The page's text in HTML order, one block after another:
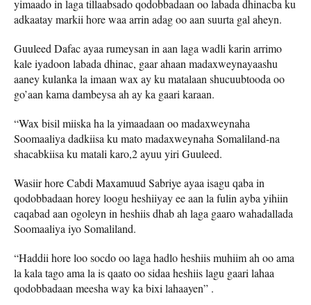
yimaado in laga tillaabsado qodobbadaan oo labada dhinacba ku
adkaatay markii hore waa arrin adag oo aan suurta gal aheyn.
Guuleed Dafac ayaa rumeysan in aan laga wadli karin arrimo
kale iyadoon labada dhinac, gaar ahaan madaxweynayaashu
aaney kulanka la imaan wax ay ku matalaan shucuubtooda oo
go’aan kama dambeysa ah ay ka gaari karaan.
“Wax bisil miiska ha la yimaadaan oo madaxweynaha
Soomaaliya dadkiisa ku mato madaxweynaha Somaliland-na
shacabkiisa ku matali karo,2 ayuu yiri Guuleed.
Wasiir hore Cabdi Maxamuud Sabriye ayaa isagu qaba in
qodobbadaan horey loogu heshiiyay ee aan la fulin ayba yihiin
caqabad aan ogoleyn in heshiis dhab ah laga gaaro wahadallada
Soomaaliya iyo Somaliland.
“Haddii hore loo socdo oo laga hadlo heshiis muhiim ah oo ama
la kala tago ama la is qaato oo sidaa heshiis lagu gaari lahaa
qodobbadaan meesha way ka bixi lahaayen” .